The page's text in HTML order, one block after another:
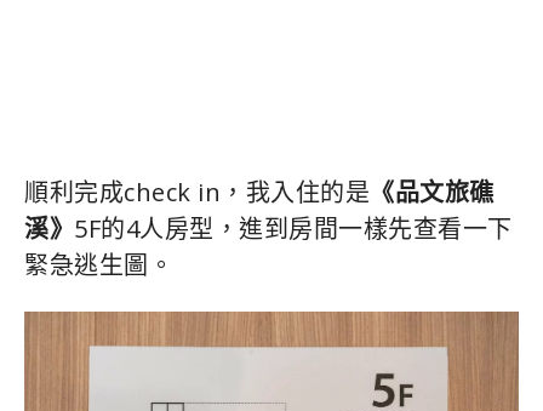
順利完成check in，我入住的是 《品文旅礁
溪》 5F的4人房型，進到房間一樣先查看一下
緊急逃生圖。